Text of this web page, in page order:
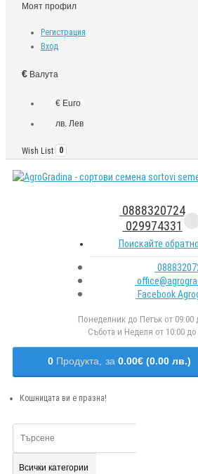
Моят профил
Регистрация
Вход
€ Валута
€ Euro
лв. Лев
Wish List 0
0888320724
029974331
Поискайте
Facebook
Понеделник до Петък от 09:00
Събота и Неделя от 10:00 до
0 Продукта, за 0.00€ (0.00 лв.)
Кошницата ви е празна!
Всички категории